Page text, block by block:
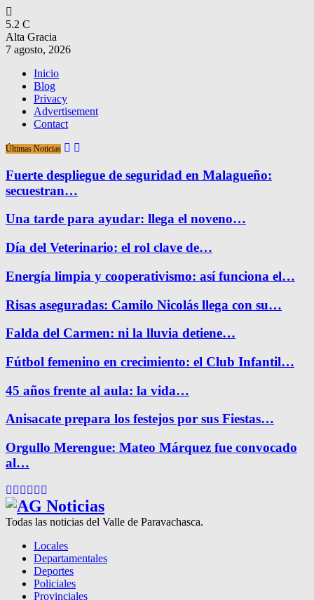
5.2 C
Alta Gracia
7 agosto, 2026
Inicio
Blog
Privacy
Advertisement
Contact
Últimas Noticias
Fuerte despliegue de seguridad en Malagueño:
secuestran…
Una tarde para ayudar: llega el noveno…
Día del Veterinario: el rol clave de…
Energía limpia y cooperativismo: así funciona el…
Risas aseguradas: Camilo Nicolás llega con su…
Falda del Carmen: ni la lluvia detiene…
Fútbol femenino en crecimiento: el Club Infantil…
45 años frente al aula: la vida…
Anisacate prepara los festejos por sus Fiestas…
Orgullo Merengue: Mateo Márquez fue convocado
al…
Facebook
Twitter
Instagram
Pinterest
Google
Todas las noticias del Valle de Paravachasca.
Locales
Departamentales
Deportes
Policiales
Provinciales